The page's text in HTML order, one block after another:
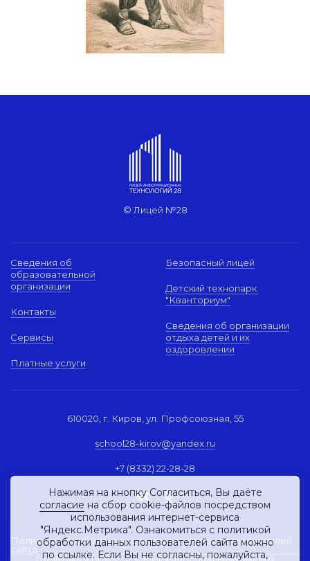
© Лицей №28
Сведения об
образовательной
организации
Контакты
Сервисы
Платные услуги
Безопасный лицей
Детский технопарк
"Кванториум"
Сведения об организации
отдыха детей и их
оздоровлении
610020, г. Киров, ул. Профсоюзная, 55
school28-kirov@yandex.ru
+7 (8332) 22-28-28
Политика обработки персональных данных пользователей
сайта
Нажимая на кнопку Согласиться, Вы даёте
согласие на сбор cookie-файлов посредством
использования интернет-сервиса
"Яндекс.Метрика". Ознакомиться с политикой
обработки данных пользователей сайта можно
поссылке. Если Вы не согласны, пожалуйста,